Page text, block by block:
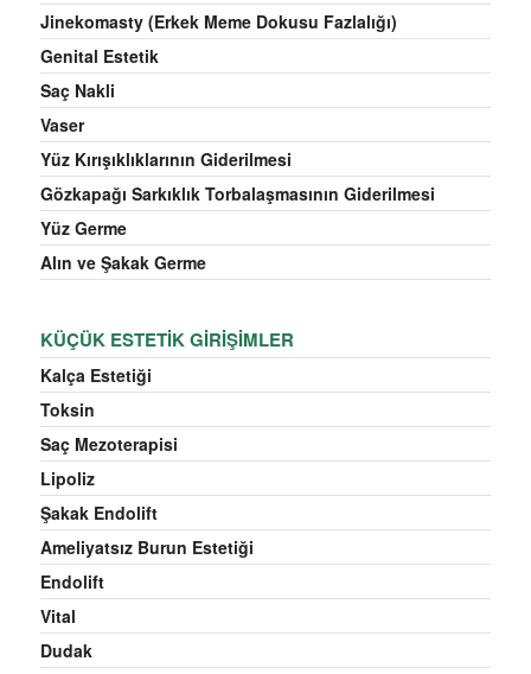
Jinekomasty (Erkek Meme Dokusu Fazlalığı)
Genital Estetik
Saç Nakli
Vaser
Yüz Kırışıklıklarının Giderilmesi
Gözkapağı Sarkıklık Torbalaşmasının Giderilmesi
Yüz Germe
Alın ve Şakak Germe
KÜÇÜK ESTETIK GIRIŞIMLER
Kalça Estetiği
Toksin
Saç Mezoterapisi
Lipoliz
Şakak Endolift
Ameliyatsız Burun Estetiği
Endolift
Vital
Dudak